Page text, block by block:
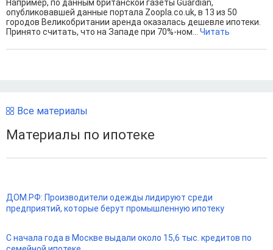
Например, по данным британской газеты Guardian,
опубликовавшей данные портала Zoopla.co.uk, в 13 из 50
городов Великобритании аренда оказалась дешевле ипотеки.
Принято считать, что на Западе при 70%-ном... Читать
Все материалы
Материалы по ипотеке
ДОМ.РФ: Производители одежды лидируют среди
предприятий, которые берут промышленную ипотеку
С начала года в Москве выдали около 15,6 тыс. кредитов по